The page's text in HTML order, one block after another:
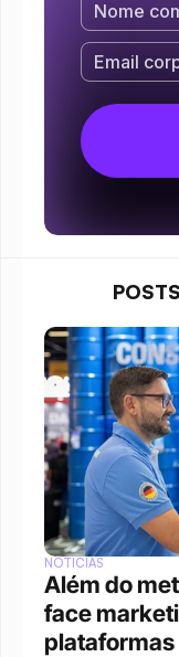
NOTÍCIAS
Além do
face